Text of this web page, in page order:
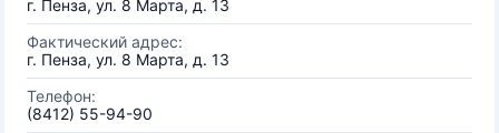
г. Пенза, ул. 8 Марта, д. 13
Фактический адрес:
г. Пенза, ул. 8 Марта, д. 13
Телефон:
(8412) 55-94-90